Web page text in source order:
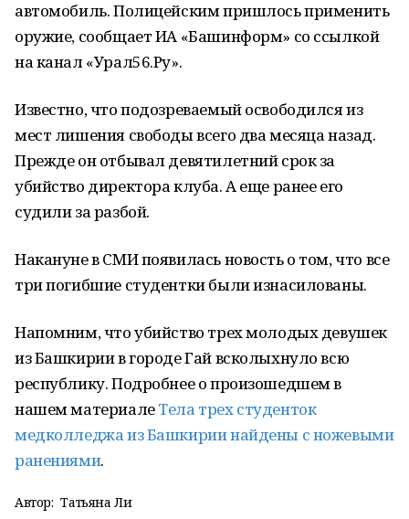
автомобиль. Полицейским пришлось применить
оружие, сообщает ИА «Башинформ» со ссылкой
на канал «Урал56.Ру».
Известно, что подозреваемый освободился из
мест лишения свободы всего два месяца назад.
Прежде он отбывал девятилетний срок за
убийство директора клуба. А еще ранее его
судили за разбой.
Накануне в СМИ появилась новость о том, что все
три погибшие студентки были изнасилованы.
Напомним, что убийство трех молодых девушек
из Башкирии в городе Гай всколыхнуло всю
республику. Подробнее о произошедшем в
нашем материалеТела трех студенток
медколледжа из Башкирии найдены с ножевыми
ранениями.
Автор: Татьяна Ли